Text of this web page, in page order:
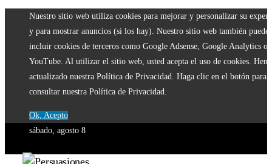
Nuestro sitio web utiliza cookies para mejorar y personalizar su
y para mostrar anuncios (si los hay). Nuestro sitio web también puede
incluir cookies de terceros como Google Adsense, Google Analytics o
YouTube. Al utilizar el sitio web, usted acepta el uso de cookies.
actualizado nuestra Política de Privacidad. Haga clic en el botón para
consultar nuestra Política de Privacidad.
Ok, Acepto
sábado, agosto 8